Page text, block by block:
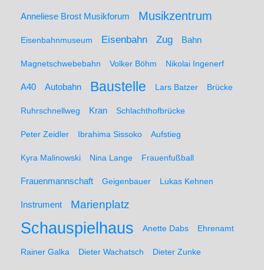
Anneliese Brost Musikforum Musikzentrum
Eisenbahnmuseum Eisenbahn Zug Bahn
Magnetschwebebahn Volker Böhm Nikolai Ingenerf
A40 Autobahn Baustelle Lars Batzer Brücke
Ruhrschnellweg Kran Schlachthofbrücke
Peter Zeidler Ibrahima Sissoko Aufstieg
Kyra Malinowski Nina Lange Frauenfußball
Frauenmannschaft Geigenbauer Lukas Kehnen
Instrument Marienplatz
Schauspielhaus Anette Dabs Ehrenamt
Rainer Galka Dieter Wachatsch Dieter Zunke